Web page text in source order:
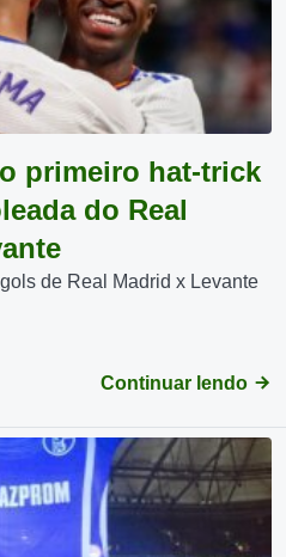
primeiro hat-trick
do Real
de Real Madrid x Levante
Continuar lendo